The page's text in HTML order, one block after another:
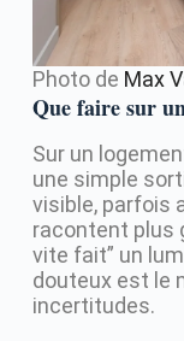
Photo de Max
Que faire sur
Sur un
une simple
visible, parfois
racontent plus
vite fait” un
douteux est le
incertitudes.